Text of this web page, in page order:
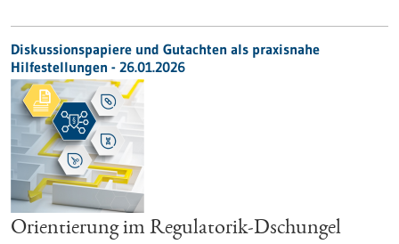
Diskussionspapiere und Gutachten als praxisnahe
Hilfestellungen - 26.01.2026
Orientierung im Regulatorik-Dschungel